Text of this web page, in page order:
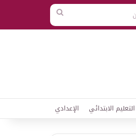
بحث
عن
التعليم الابتدائي الإعدادي